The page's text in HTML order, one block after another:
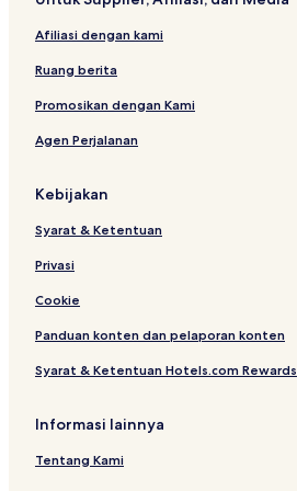
e
u
x
-
B
s
n
s
à
F
o
e
Afiliasi dengan kami
Ruang berita
Promosikan dengan Kami
Agen Perjalanan
Kebijakan
Syarat & Ketentuan
Privasi
Cookie
Panduan konten dan pelaporan konten
Syarat & Ketentuan Hotels.com Rewards
Informasi lainnya
Tentang Kami